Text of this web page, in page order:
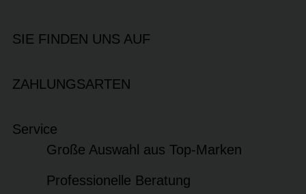
SIE FINDEN UNS AUF
ZAHLUNGSARTEN
Service
Große Auswahl aus Top-Marken
Professionelle Beratung